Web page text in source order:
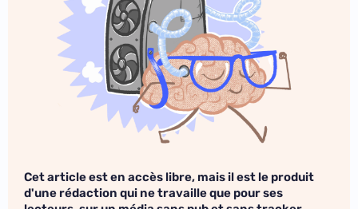
Cet article est en accès libre, mais il est le produit
d'une rédaction qui ne travaille que pour ses